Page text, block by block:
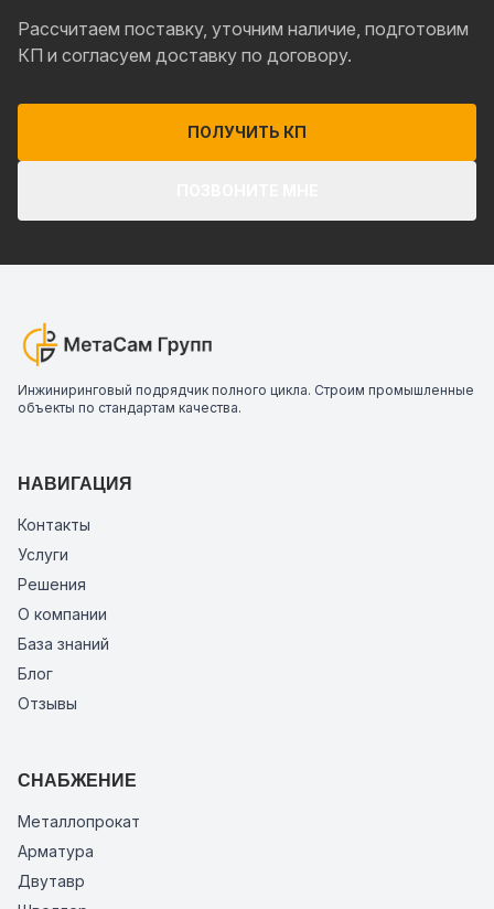
Рассчитаем поставку, уточним наличие, подготовим
КП и согласуем доставку по договору.
ПОЛУЧИТЬ КП
Инжиниринговый подрядчик полного цикла. Строим промышленные
объекты по стандартам качества.
НАВИГАЦИЯ
Контакты
Услуги
Решения
О компании
База знаний
Блог
Отзывы
СНАБЖЕНИЕ
Металлопрокат
Арматура
Двутавр